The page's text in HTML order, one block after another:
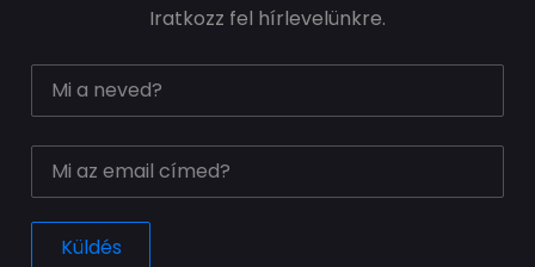
Iratkozz fel hírlevelünkre.